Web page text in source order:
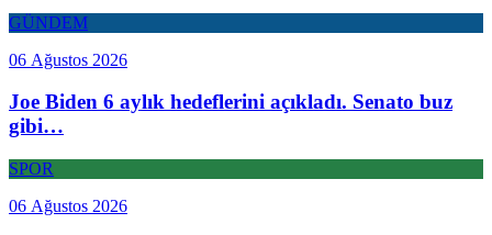
GÜNDEM
06 Ağustos 2026
Joe Biden 6 aylık hedeflerini açıkladı. Senato buz
gibi…
SPOR
06 Ağustos 2026